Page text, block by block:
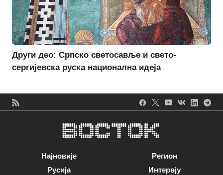
Други део: Српско светосавље и свето-
сергијевска руска национална идеја
Најновије
Русија
Регион
Интервју